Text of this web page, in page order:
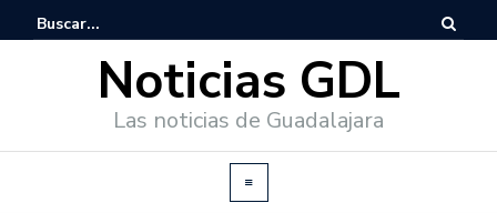
Noticias GDL
Las noticias de Guadalajara